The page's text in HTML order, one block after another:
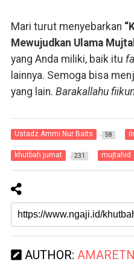
Mari turut menyebarkan
Mewujudkan Ulama
yang Anda miliki, baik itu
lainnya. Semoga bisa
yang lain. Barakallahu
Ustadz Ammi Nur Baits 58
khutbah jumat 231 mujtahid
AUTHOR: